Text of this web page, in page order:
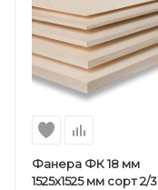
Фанера ФК 18 мм
1525х1525 мм сорт 2/3